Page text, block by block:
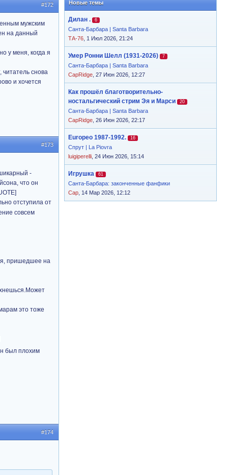
Новые темы
Дилан . 6
Санта-Барбара | Santa Barbara
ТА-76 , 1 Июл 2026, 21:24
Умер Ронни Шелл (1931-2026) 7
Санта-Барбара | Santa Barbara
CapRidge , 27 Июн 2026, 12:27
Как прошёл благотворительно-
ностальгический стрим Эя и Марси
20
Санта-Барбара | Santa Barbara
CapRidge , 26 Июн 2026, 22:17
Europeo 1987-1992. 16
Спрут | La Piovra
luigiperelli , 24 Июн 2026, 15:14
Игрушка 61
Санта-Барбара: законченные фанфики
Cap , 14 Мар 2026, 12:12
#172
мужским
на данный
у меня, когда я
снова
и хочется
#173
-
что он
отступила от
совсем
пришедшее на
это тоже
был плохим
#174